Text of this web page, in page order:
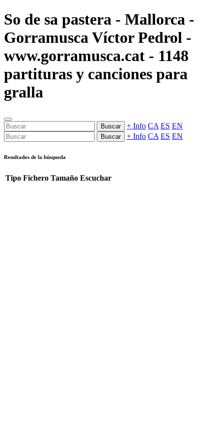
So de sa pastera - Mallorca -
Gorramusca Víctor Pedrol -
www.gorramusca.cat - 1148
partituras y canciones para
gralla
Buscar + Info CA ES EN
Buscar + Info CA ES EN
Resultados de la búsqueda
Tipo Fichero Tamaño Escuchar